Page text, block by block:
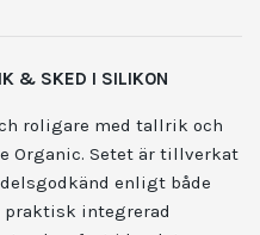
& SKED I SILIKON
roligare med tallrik och
Organic. Setet är tillverkat
enligt både
praktisk integrerad